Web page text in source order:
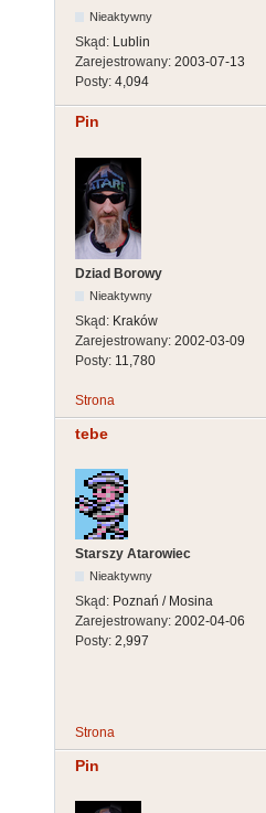
Nieaktywny
Skąd: Lublin
Zarejestrowany: 2003-07-13
Posty: 4,094
Pin
Dziad Borowy
Nieaktywny
Skąd: Kraków
Zarejestrowany: 2002-03-09
Posty: 11,780
Strona
tebe
Starszy Atarowiec
Nieaktywny
Skąd: Poznań / Mosina
Zarejestrowany: 2002-04-06
Posty: 2,997
Strona
Pin